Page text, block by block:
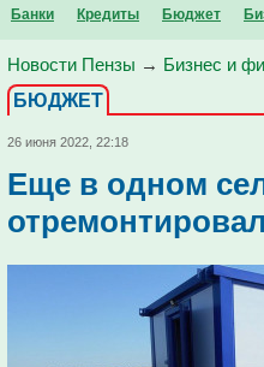
Банки Кредиты Бюджет
Новости Пензы → Бизнес и
БЮДЖЕТ
26 июня 2022, 22:18
Еще в одном